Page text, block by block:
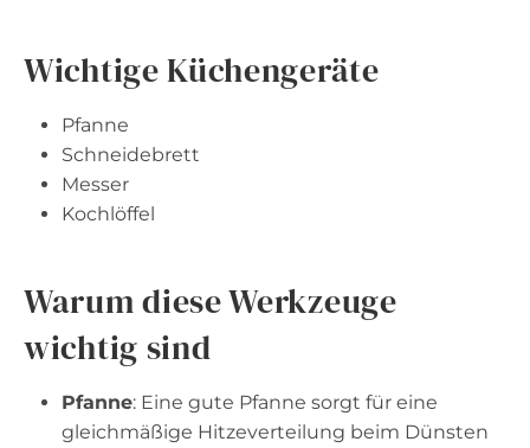
Wichtige Küchengeräte
Pfanne
Schneidebrett
Messer
Kochlöffel
Warum diese Werkzeuge
wichtig sind
Pfanne: Eine gute Pfanne sorgt für eine
gleichmäßige Hitzeverteilung beim Dünsten